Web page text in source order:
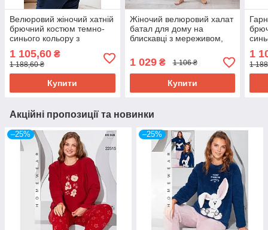
Велюровий жіночий хатній
брючний костюм темно-
синього кольору з
принтом Блакитні
сердечки 60
1 105,60 ₴
1 188,60 ₴
Купити
Жіночий велюровий халат
батал для дому на
блискавці з мереживом,
малюнком Лапки
1 029₴ 1 106 ₴
Купити
52
1
1
Акційні пропозиції та новинки
–25% –25%